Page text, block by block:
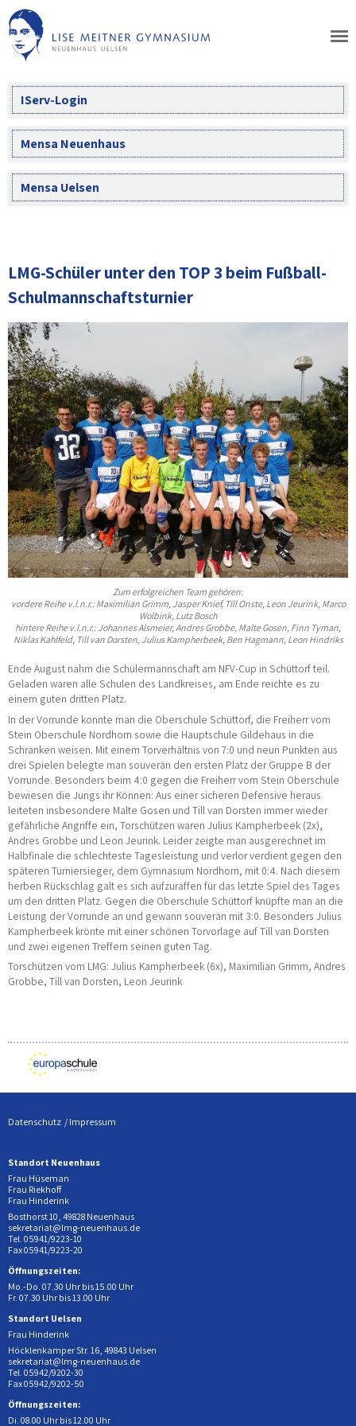
Skip
to
content
IServ-Login
Mensa Neuenhaus
Mensa Uelsen
LMG-Schüler unter den TOP 3 beim Fußball-
Schulmannschaftsturnier
Zum erfolgreichen Team gehören:
vordere Reihe v.l.n.r.: Maximilian Grimm, Jasper Knief, Till Onste, Leon Jeurink, Marco
Wolbink, Lutz Bosch
hintere Reihe v.l.n.r.: Johannes Alsmeier, Andres Grobbe, Malte Gosen, Finn Tyman,
Niklas Kahlfeld, Till van Dorsten, Julius Kampherbeek, Ben Hagmann, Leon Hindriks
Ende August nahm die Schülermannschaft am NFV-Cup in Schüttorf teil.
Geladen waren alle Schulen des Landkreises, am Ende reichte es zu
einem guten dritten Platz.
In der Vorrunde konnte man die Oberschule Schüttorf, die Freiherr vom
Stein Oberschule Nordhorn sowie die Hauptschule Gildehaus in die
Schranken weisen. Mit einem Torverhältnis von 7:0 und neun Punkten aus
drei Spielen belegte man souverän den ersten Platz der Gruppe B der
Vorrunde. Besonders beim 4:0 gegen die Freiherr vom Stein Oberschule
bewiesen die Jungs ihr Können: Aus einer sicheren Defensive heraus
leiteten insbesondere Malte Gosen und Till van Dorsten immer wieder
gefährliche Angriffe ein, Torschützen waren Julius Kampherbeek (2x),
Andres Grobbe und Leon Jeurink. Leider zeigte man ausgerechnet im
Halbfinale die schlechteste Tagesleistung und verlor verdient gegen den
späteren Turniersieger, dem Gymnasium Nordhorn, mit 0:4. Nach diesem
herben Rückschlag galt es sich aufzuraffen für das letzte Spiel des Tages
um den dritten Platz. Gegen die Oberschule Schüttorf knüpfte man an die
Leistung der Vorrunde an und gewann souverän mit 3:0. Besonders Julius
Kampherbeek krönte mit einer schönen Torvorlage auf Till van Dorsten
und zwei eigenen Treffern seinen guten Tag.
Torschützen vom LMG: Julius Kampherbeek (6x), Maximilian Grimm, Andres
Grobbe, Till van Dorsten, Leon Jeurink
Datenschutz Impressum
Standort Neuenhaus
Frau Hüseman
Frau Riekhoff
Frau Hinderink
Bosthorst 10, 49828 Neuenhaus
sekretariat@lmg-neuenhaus.de
Tel. 05941/9223-10
Fax 05941/9223-20
Öffnungszeiten:
Mo.-Do. 07.30 Uhr bis 15.00 Uhr
Fr. 07.30 Uhr bis 13.00 Uhr
Standort Uelsen
Frau Hinderink
Höcklenkamper Str. 16, 49843 Uelsen
sekretariat@lmg-neuenhaus.de
Tel. 05942/9202-30
Fax 05942/9202-50
Öffnungszeiten:
Di. 08.00 Uhr bis 12.00 Uhr